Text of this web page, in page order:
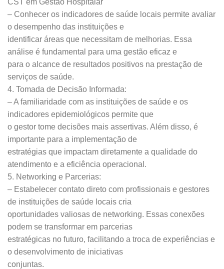
– Conhecer os indicadores de saúde locais permite avaliar
o desempenho das instituições e
identificar áreas que necessitam de melhorias. Essa
análise é fundamental para uma gestão eficaz e
para o alcance de resultados positivos na prestação de
serviços de saúde.
4. Tomada de Decisão Informada:
– A familiaridade com as instituições de saúde e os
indicadores epidemiológicos permite que
o gestor tome decisões mais assertivas. Além disso, é
importante para a implementação de
estratégias que impactam diretamente a qualidade do
atendimento e a eficiência operacional.
5. Networking e Parcerias:
– Estabelecer contato direto com profissionais e gestores
de instituições de saúde locais cria
oportunidades valiosas de networking. Essas conexões
podem se transformar em parcerias
estratégicas no futuro, facilitando a troca de experiências e
o desenvolvimento de iniciativas
conjuntas.